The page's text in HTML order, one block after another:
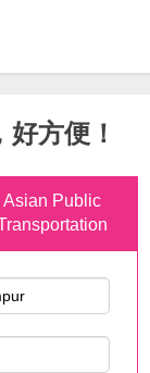
方便！
Asian Public